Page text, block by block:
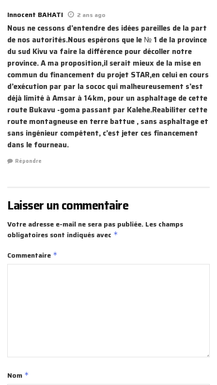
Innocent BAHATI 2 ans ago
Nous ne cessons d’entendre des idées pareilles de la part
de nos autorités.Nous espérons que le № 1 de la province
du sud Kivu va faire la différence pour décoller notre
province. A ma proposition,il serait mieux de la mise en
commun du financement du projet STAR,en celui en cours
d’exécution par par la sococ qui malheureusement s’est
déjà limité à Amsar à 14km, pour un asphaltage de cette
route Bukavu -goma passant par Kalehe.Reabiliter cette
route montagneuse en terre battue , sans asphaltage et
sans ingénieur compétent, c’est jeter ces financement
dans le fourneau.
Répondre
Laisser un commentaire
Votre adresse e-mail ne sera pas publiée. Les champs
obligatoires sont indiqués avec *
Commentaire *
Nom *